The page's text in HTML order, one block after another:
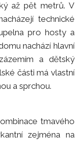
až pět metrů. V
technické
pro hosty a
nachází hlavní
a dětský
části má vlastní
a sprchou.
tmavého
zejména na